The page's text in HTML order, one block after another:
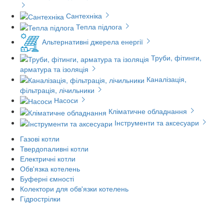
Сантехніка
Тепла підлога
Альтернативні джерела енергії
Труби, фітинги,
арматура та ізоляція
Каналізація,
фільтрація, лічильники
Насоси
Кліматичне обладнання
Інструменти та аксесуари
Газові котли
Твердопаливні котли
Електричні котли
Обв'язка котелень
Буферні ємності
Колектори для обв'язки котелень
Гідрострілки